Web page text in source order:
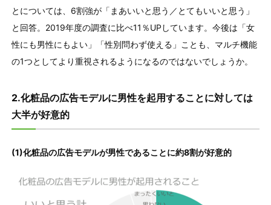
とについては、6割強が「まあいいと思う／とてもいいと思う」
と回答。2019年度の調査に比べ11％UPしています。今後は「女
性にも男性にもよい」「性別問わず使える」ことも、マルチ機能
の1つとしてより重視されるようになるのではないでしょうか。
2.化粧品の広告モデルに男性を起用することに対しては
大半が好意的
(1)化粧品の広告モデルが男性であることに約8割が好意的